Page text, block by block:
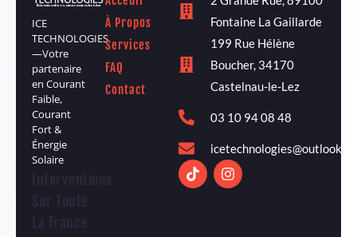
ICE
TECHNOLOGIES
—Votre
partenaire
en Courant
Faible,
Courant
Fort &
Énergie
Solaire
À Propos
Services
FAQ
Contact
Fontaine La Gaillarde
199 Rue Hélène
Boucher, 34170
Castelnau-le-Lez
03 10 94 08 48
icetechnologies@outlook.fr